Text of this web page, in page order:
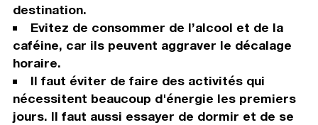
destination.
Evitez de consommer de l’alcool et de la
caféine, car ils peuvent aggraver le décalage
horaire.
Il faut éviter de faire des activités qui
nécessitent beaucoup d'énergie les premiers
jours. Il faut aussi essayer de dormir et de se